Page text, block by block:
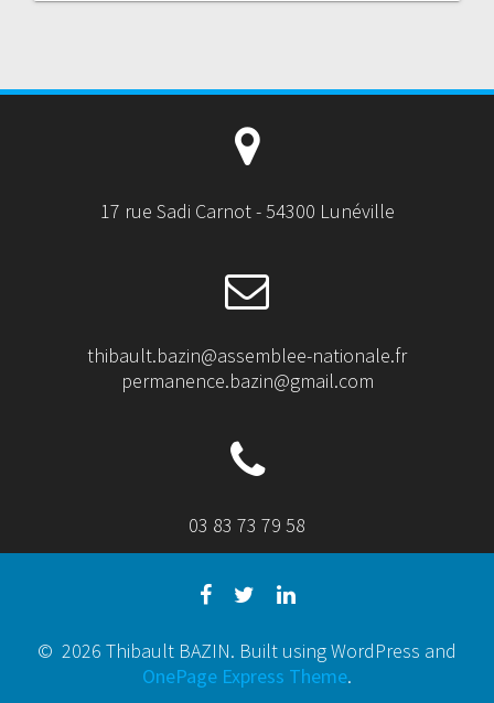
17 rue Sadi Carnot - 54300 Lunéville
thibault.bazin@assemblee-nationale.fr
permanence.bazin@gmail.com
03 83 73 79 58
© 2026 Thibault BAZIN. Built using WordPress and
OnePage Express Theme.